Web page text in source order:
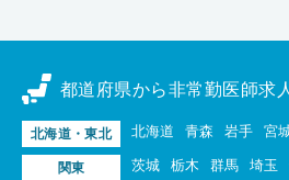
都道府県から非常勤医師求
北海道・東北 北海道 青森 岩手 宮
関東 茨城 栃木 群馬 埼玉